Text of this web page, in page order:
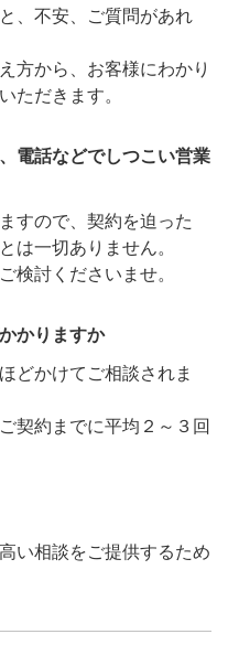
、不安、ご質問があれ
方から、お客様にわかり
ただきます。
電話などでしつこい営業
すので、契約を迫った
は一切ありません。
検討くださいませ。
かりますか
どかけてご相談されま
契約までに平均２～３回
い相談をご提供するため